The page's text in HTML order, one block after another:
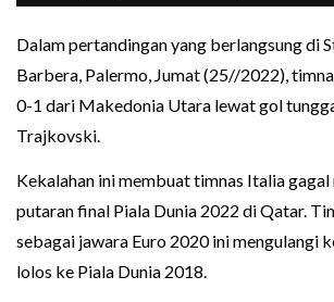
Dalam pertandingan yang berlangsung di
Barbera, Palermo, Jumat (25//2022),
0-1 dari Makedonia Utara lewat gol
Trajkovski.
Kekalahan ini membuat timnas Italia
putaran final Piala Dunia 2022 di Qatar.
sebagai jawara Euro 2020 ini mengulangi
lolos ke Piala Dunia 2018.